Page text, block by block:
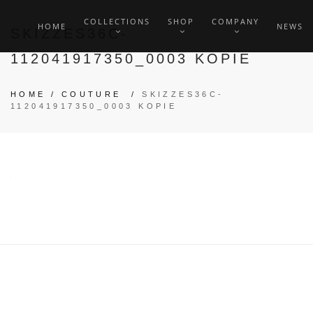
HOME COLLECTIONS SHOP COMPANY NEWS
SKIZZES36C-
112041917350_0003 KOPIE
HOME / COUTURE /SKIZZES36C-
112041917350_0003 KOPIE